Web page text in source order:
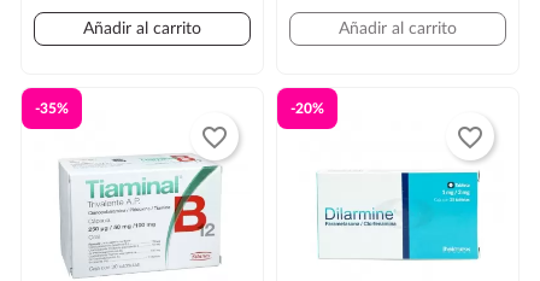
Regular
Añadir al carrito
Regular
Añadir al carrito
-35%
favorite_border
-20%
favorite_border